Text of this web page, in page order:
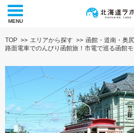
MENU
TOP エリアから探す
函館・道南・奥尻
路面電車でのんびり函館旅！市電で巡る函館